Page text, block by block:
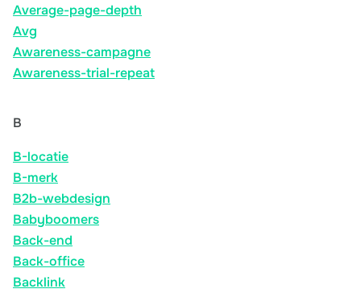
Average-page-depth
Avg
Awareness-campagne
Awareness-trial-repeat
B
B-locatie
B-merk
B2b-webdesign
Babyboomers
Back-end
Back-office
Backlink